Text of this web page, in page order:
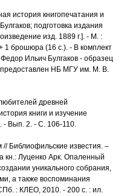
история книгопечатания и
подготовка издания
изд. 1889 г.]. - М. :
1 брошюра (16 с.). - В комплект
Ильич Булгаков - образец
предоставлен НБ МГУ им. М. В.
древней
книги и изучение
- Вып. 2. - С. 106-110.
Библиофильские известия. –
кн.: Луценко Арк. Опаленный
уникального собрания,
а также воспоминания
: КЛЕО, 2010. - 200 с. : ил.